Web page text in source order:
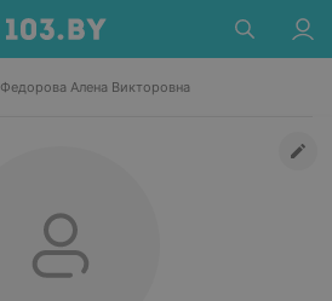
Федорова Алена Викторовна